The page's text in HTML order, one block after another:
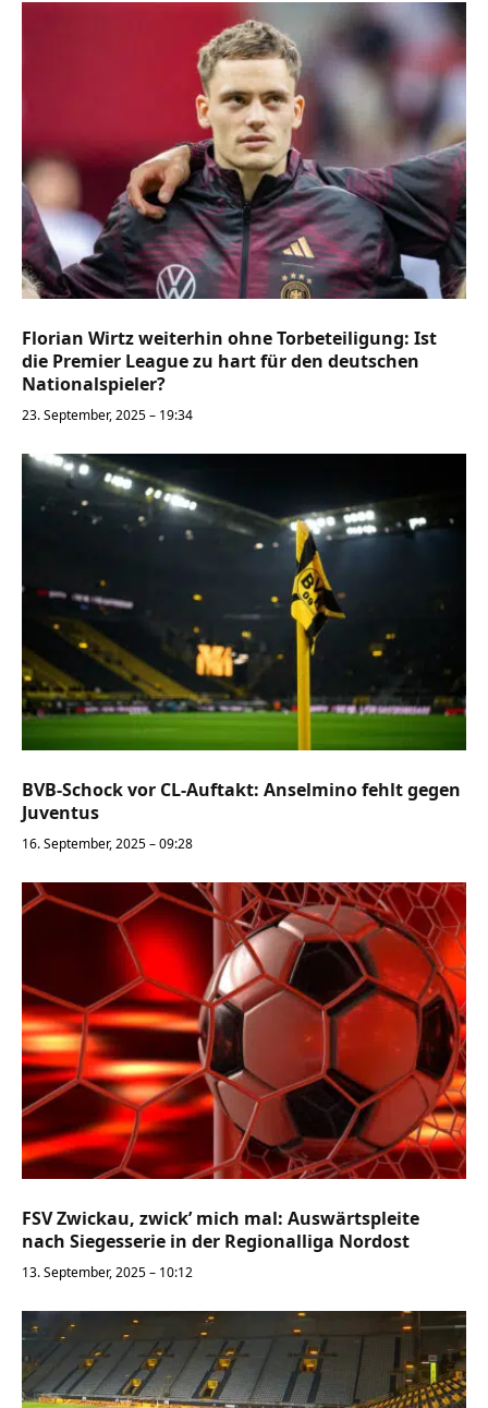
Florian Wirtz weiterhin ohne Torbeteiligung: Ist
die Premier League zu hart für den deutschen
Nationalspieler?
23. September, 2025 – 19:34
BVB-Schock vor CL-Auftakt: Anselmino fehlt gegen
Juventus
16. September, 2025 – 09:28
FSV Zwickau, zwick’ mich mal: Auswärtspleite
nach Siegesserie in der Regionalliga Nordost
13. September, 2025 – 10:12